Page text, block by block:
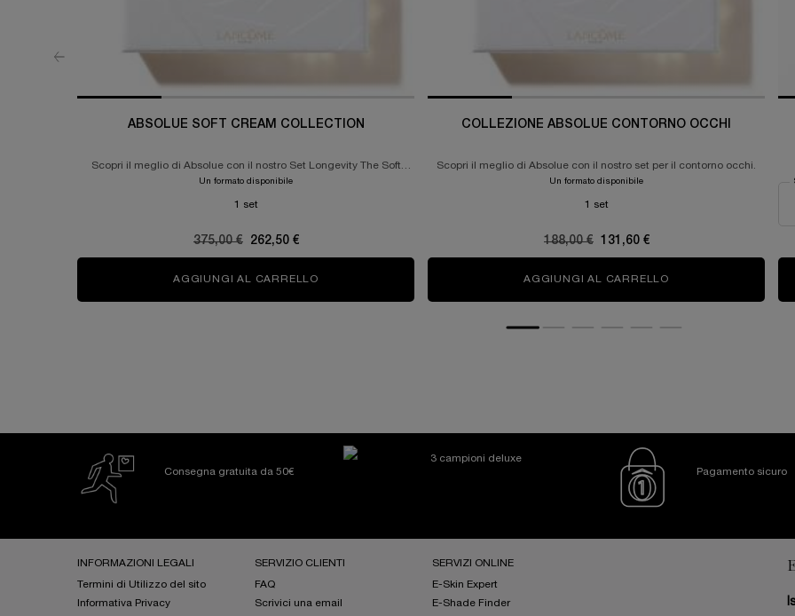
ABSOLUE SOFT CREAM COLLECTION
Scopri il meglio di Absolue con il nostro Set Longevity The Soft
Cream
Un formato disponibile
1 set
Old price
375,00 € New price
262,50 €
AGGIUNGI AL CARRELLO ABSOLUE SOFT CREAM COLLECTION
COLLEZIONE ABSOLUE CONTORNO OCCHI
Scopri il meglio di Absolue con il nostro set per il contorno occhi.
Un formato disponibile
1 set
Old price
188,00 € New price
131,60 €
AGGIUNGI AL CARRELLO COLLEZIONE
Consegna gratuita da 50€
3 campioni deluxe
Pagamento sicuro
INFORMAZIONI LEGALI
Termini di Utilizzo del sito
Informativa Privacy
SERVIZIO CLIENTI
FAQ
Scrivici una email
SERVIZI ONLINE
E-Skin Expert
E-Shade Finder